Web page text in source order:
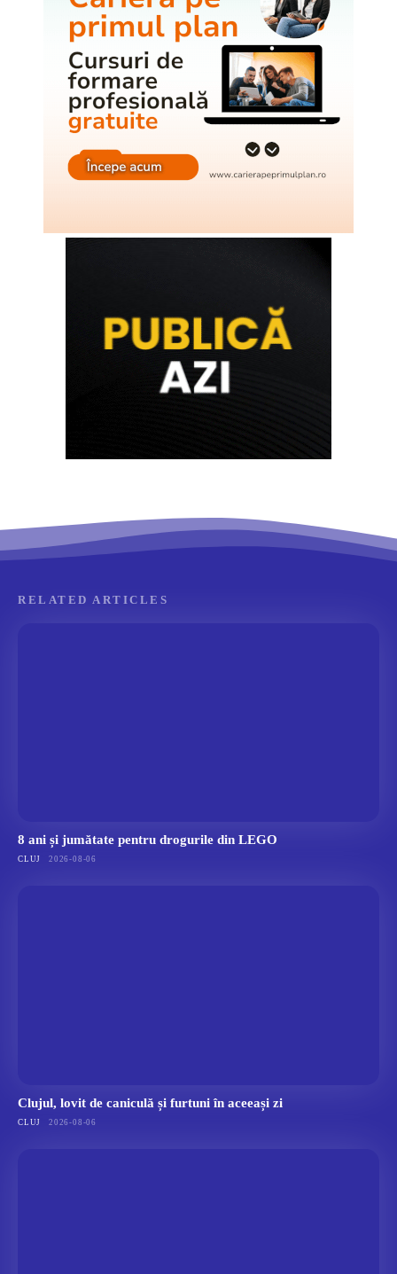
RELATED ARTICLES
8 ani și jumătate pentru drogurile din LEGO
CLUJ 2026-08-06
Clujul, lovit de caniculă și furtuni în aceeași zi
CLUJ 2026-08-06